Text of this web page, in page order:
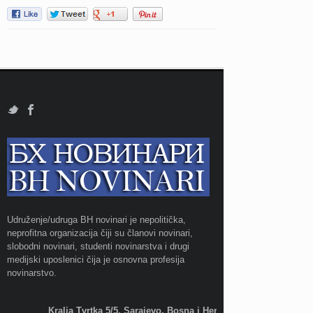
Udruženje/udruga BH novinari je nepolitička,
neprofitna organizacija čiji su članovi novinari,
slobodni novinari, studenti novinarstva i drugi
medijski uposlenici čija je osnovna profesija
novinarstvo.
Kralja Tvrtka 5/5, Sarajevo, Bosna i Hercegovina;